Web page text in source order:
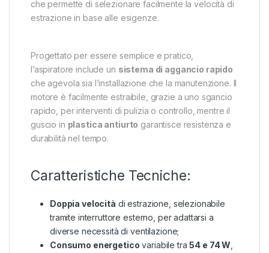
che permette di selezionare facilmente la velocità di
estrazione in base alle esigenze.
Progettato per essere semplice e pratico,
l’aspiratore include un sistema di aggancio rapido
che agevola sia l’installazione che la manutenzione. Il
motore è facilmente estraibile, grazie a uno sgancio
rapido, per interventi di pulizia o controllo, mentre il
guscio in plastica antiurto garantisce resistenza e
durabilità nel tempo.
Caratteristiche Tecniche:
Doppia velocità di estrazione, selezionabile
tramite interruttore esterno, per adattarsi a
diverse necessità di ventilazione;
Consumo energetico variabile tra54 e 74 W